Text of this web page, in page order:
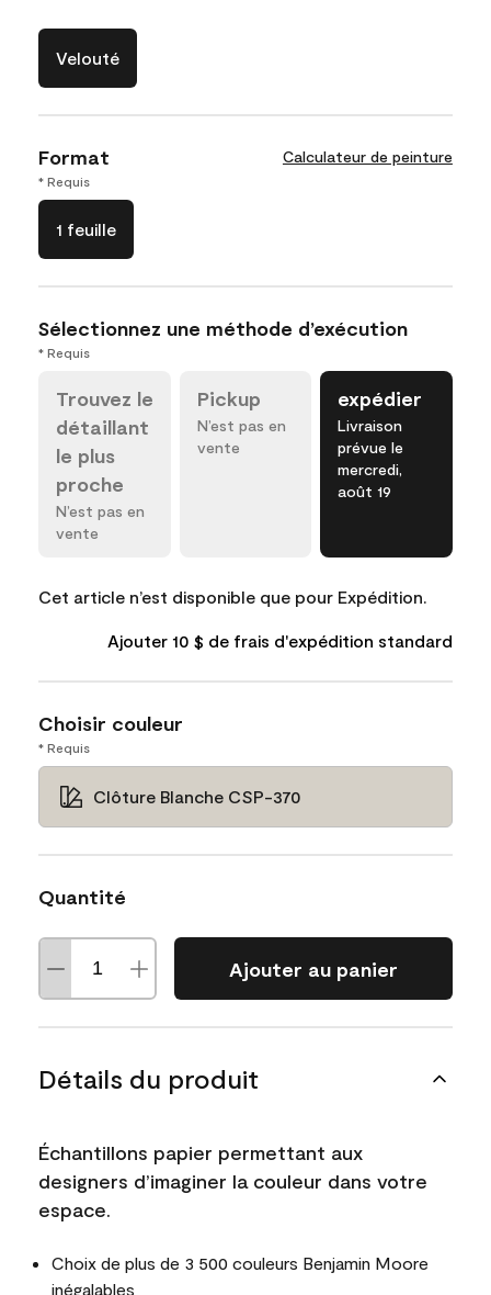
Velouté
Format Calculateur de peinture
* Requis
1 feuille
Sélectionnez une méthode d’exécution
* Requis
Trouvez le
détaillant
le plus
proche
N’est pas en
vente
Pickup
N’est pas en
vente
expédier
Livraison
prévue le
mercredi,
août 19
Cet article n’est disponible que pour Expédition.
Ajouter 10 $ de frais d'expédition standard
Choisir couleur
* Requis
Clôture Blanche CSP-370
Quantité
Ajouter au panier
Détails du produit
Échantillons papier permettant aux
designers d’imaginer la couleur dans votre
espace.
Choix de plus de 3 500 couleurs Benjamin Moore
inégalables